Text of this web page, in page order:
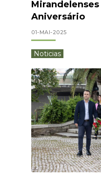
Mirandelenses
Aniversário
01-MAI-2025
Noticias